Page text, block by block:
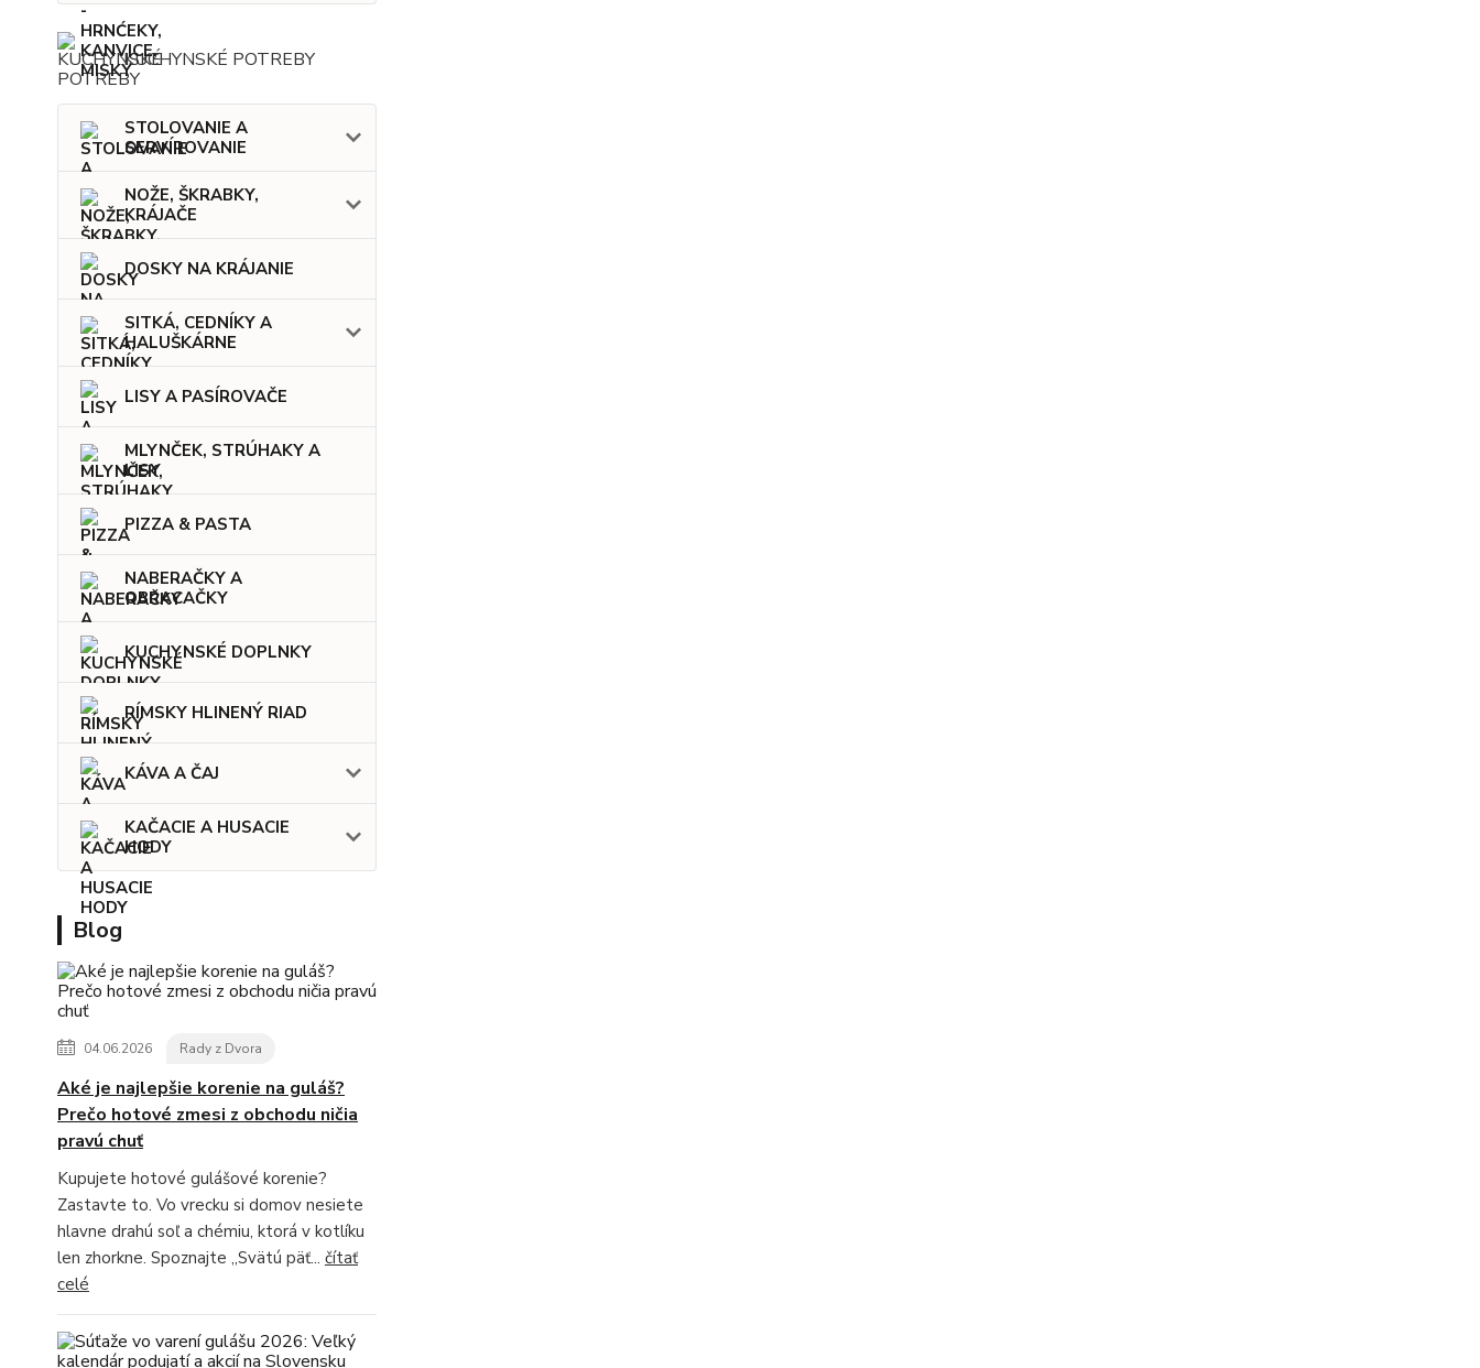
KUCHYNSKÉ POTREBY
STOLOVANIE A
SERVÍROVANIE
NOŽE, ŠKRABKY,
KRÁJAČE
DOSKY NA KRÁJANIE
SITKÁ, CEDNÍKY A
HALUŠKÁRNE
LISY A PASÍROVAČE
MLYNČEK, STRÚHAKY A
LISY
PIZZA & PASTA
NABERAČKY A
OBRACAČKY
KUCHYNSKÉ DOPLNKY
RÍMSKY HLINENÝ RIAD
KÁVA A ČAJ
KAČACIE A HUSACIE
HODY
Blog
04.06.2026 Rady z Dvora
Aké je najlepšie korenie na guláš?
Prečo hotové zmesi z obchodu ničia
pravú chuť
Kupujete hotové gulášové korenie?
Zastavte to. Vo vrecku si domov nesiete
hlavne drahú soľ a chémiu, ktorá v kotlíku
len zhorkne. Spoznajte „Svätú päť... čítať
celé